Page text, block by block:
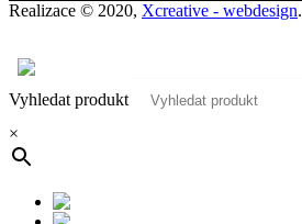
Realizace © 2020, Xcreative - webdesign.
Vyhledat produkt
×